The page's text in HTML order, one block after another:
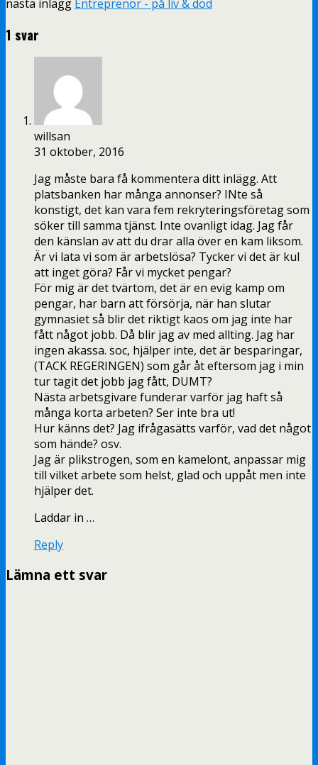
nästa inlägg Entreprenör - på liv & död
1 svar
willsan
31 oktober, 2016
Jag måste bara få kommentera ditt inlägg. Att
platsbanken har många annonser? INte så
konstigt, det kan vara fem rekryteringsföretag som
söker till samma tjänst. Inte ovanligt idag. Jag får
den känslan av att du drar alla över en kam liksom.
Är vi lata vi som är arbetslösa? Tycker vi det är kul
att inget göra? Får vi mycket pengar?
För mig är det tvärtom, det är en evig kamp om
pengar, har barn att försörja, när han slutar
gymnasiet så blir det riktigt kaos om jag inte har
fått något jobb. Då blir jag av med allting. Jag har
ingen akassa. soc, hjälper inte, det är besparingar,
(TACK REGERINGEN) som går åt eftersom jag i min
tur tagit det jobb jag fått, DUMT?
Nästa arbetsgivare funderar varför jag haft så
många korta arbeten? Ser inte bra ut!
Hur känns det? Jag ifrågasätts varför, vad det något
som hände? osv.
Jag är plikstrogen, som en kamelont, anpassar mig
till vilket arbete som helst, glad och uppåt men inte
hjälper det.
Laddar in …
Reply
Lämna ett svar